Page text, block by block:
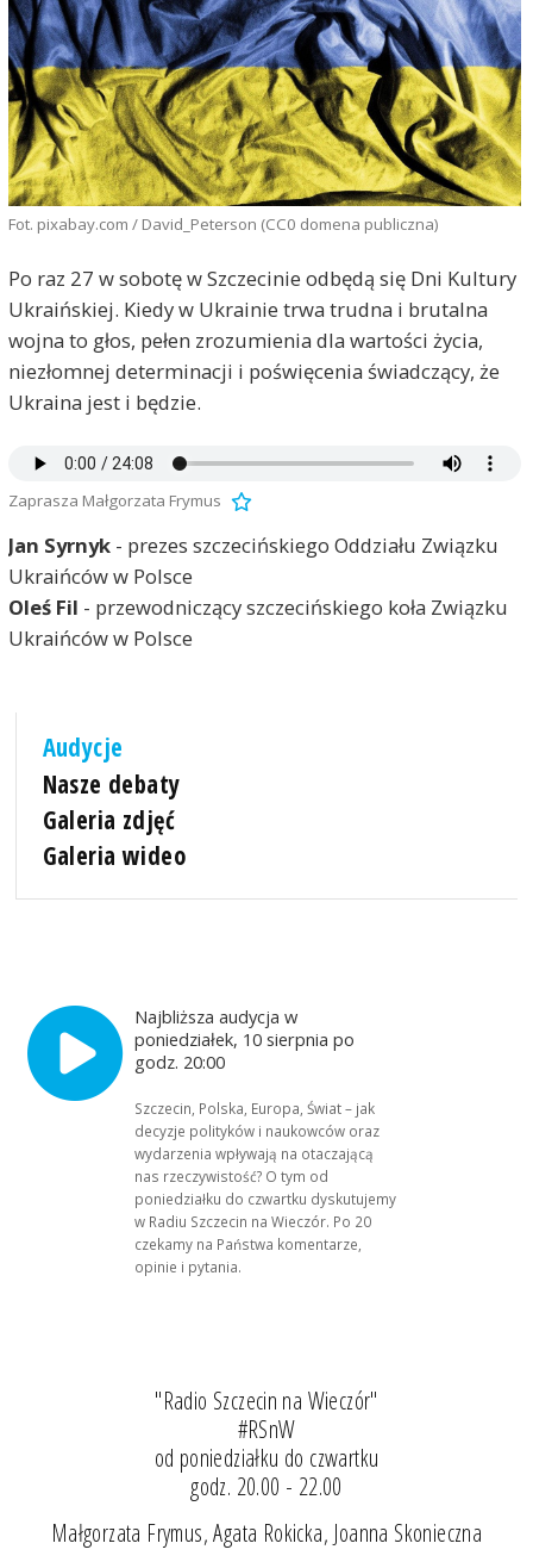
Fot. pixabay.com / David_Peterson (CC0 domena publiczna)
Po raz 27 w sobotę w Szczecinie odbędą się Dni Kultury
Ukraińskiej. Kiedy w Ukrainie trwa trudna i brutalna
wojna to głos, pełen zrozumienia dla wartości życia,
niezłomnej determinacji i poświęcenia świadczący, że
Ukraina jest i będzie.
Zaprasza Małgorzata Frymus
Jan Syrnyk- prezes szczecińskiego Oddziału Związku
Ukraińców w Polsce
Oleś Fil - przewodniczący szczecińskiego koła Związku
Ukraińców w Polsce
Audycje
Nasze debaty
Galeria zdjęć
Galeria wideo
Najbliższa audycja w
poniedziałek, 10 sierpnia po
godz. 20:00
Szczecin, Polska, Europa, Świat – jak
decyzje polityków i naukowców oraz
wydarzenia wpływają na otaczającą
nas rzeczywistość? O tym od
poniedziałku do czwartku dyskutujemy
w Radiu Szczecin na Wieczór. Po 20
czekamy na Państwa komentarze,
opinie i pytania.
"Radio Szczecin na Wieczór"
#RSnW
od poniedziałku do czwartku
godz. 20.00 - 22.00
Małgorzata Frymus, Agata Rokicka, Joanna Skonieczna